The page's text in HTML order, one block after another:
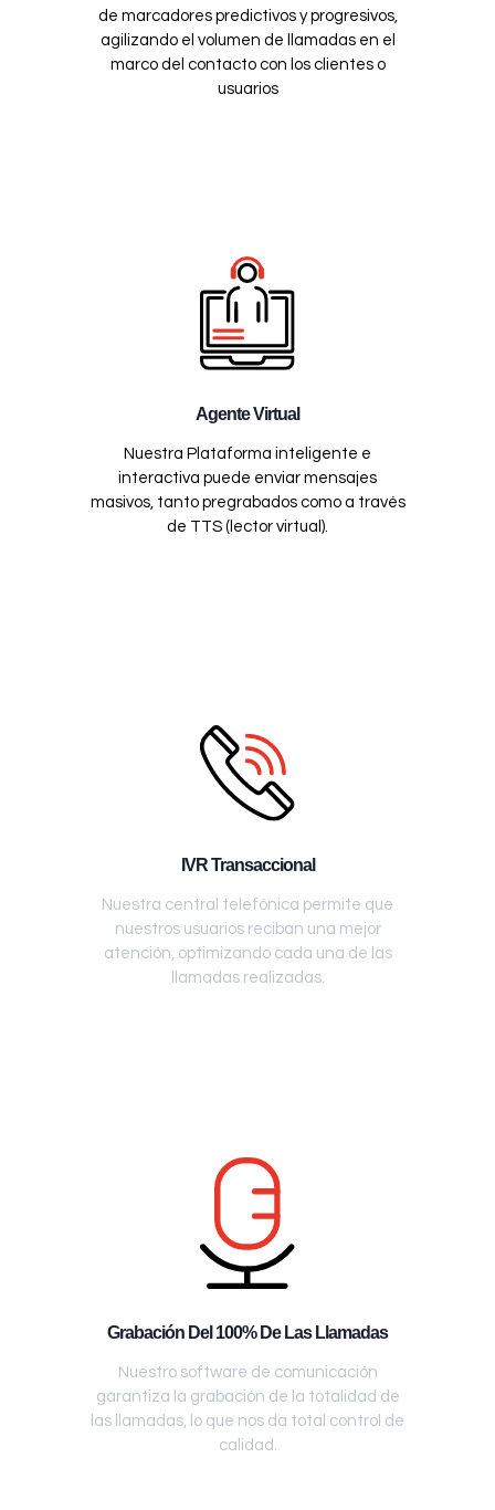
de marcadores predictivos y progresivos,
agilizando el volumen de llamadas en el
marco del contacto con los clientes o
usuarios
Agente Virtual
Nuestra Plataforma inteligente e
interactiva puede enviar mensajes
masivos, tanto pregrabados como a través
de TTS (lector virtual).
IVR Transaccional
Nuestra central telefónica permite que
nuestros usuarios reciban una mejor
atención, optimizando cada una de las
llamadas realizadas.
Grabación Del 100% De Las Llamadas
Nuestro software de comunicación
garantiza la grabación de la totalidad de
las llamadas, lo que nos da total control de
calidad.